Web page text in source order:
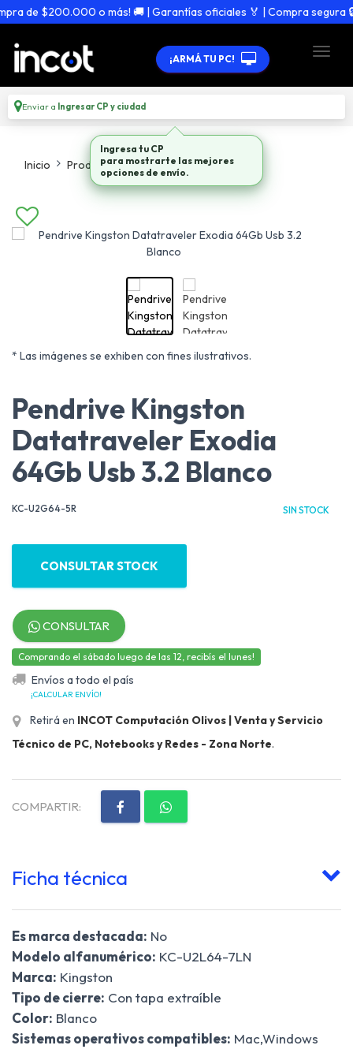
de $200.000 o más! 🚚 | Garantías oficiales 🏅 | Compra segura 🔒
¡ARMÁ TU PC!
Enviar a Ingresar CP y ciudad
Inicio Productos Pendrives Memorias Sd
* Las imágenes se exhiben con fines ilustrativos.
Pendrive Kingston
Datatraveler Exodia
64Gb Usb 3.2 Blanco
KC-U2G64-5R SIN STOCK
CONSULTAR STOCK
CONSULTAR
Comprando el sábado luego de las 12, recibís el lunes!
Envíos a todo el país
¡CALCULAR ENVÍO!
Retirá en INCOT Computación Olivos | Venta y Servicio
Técnico de PC, Notebooks y Redes - Zona Norte.
COMPARTIR:
Ficha técnica
Es marca destacada: No
Modelo alfanumérico: KC-U2L64-7LN
Marca: Kingston
Tipo de cierre: Con tapa extraíble
Color: Blanco
Sistemas operativos compatibles: Mac,Windows
Ingresa tu CP
para mostrarte las mejores
opciones de envío.